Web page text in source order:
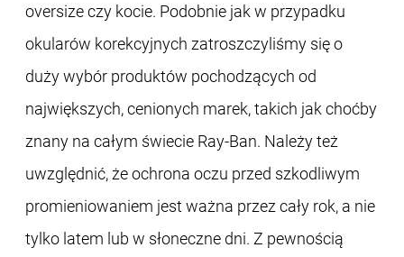
oversize czy kocie. Podobnie jak w przypadku
okularów korekcyjnych zatroszczyliśmy się o
duży wybór produktów pochodzących od
największych, cenionych marek, takich jak choćby
znany na całym świecie Ray-Ban. Należy też
uwzględnić, że ochrona oczu przed szkodliwym
promieniowaniem jest ważna przez cały rok, a nie
tylko latem lub w słoneczne dni. Z pewnością